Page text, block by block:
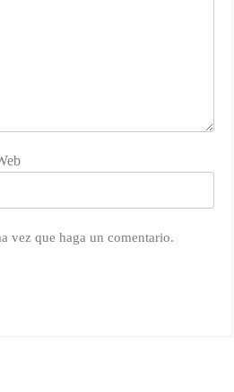
vez que haga un comentario.